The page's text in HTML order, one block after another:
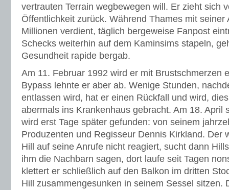
vertrauten Terrain wegbewegen will. Er zieht sich
Öffentlichkeit zurück. Während Thames mit seiner
Millionen verdient, täglich bergeweise Fanpost
Schecks weiterhin auf dem Kaminsims stapeln,
Gesundheit rapide bergab.
Am 11. Februar 1992 wird er mit Brustschmerzen
Bypass lehnte er aber ab. Wenige Stunden,
entlassen wird, hat er einen Rückfall und wird,
abermals ins Krankenhaus gebracht. Am 18. April
wird erst Tage später gefunden: von seinem
Produzenten und Regisseur Dennis Kirkland. Der
Hill auf seine Anrufe nicht reagiert, sucht dann
ihm die Nachbarn sagen, dort laufe seit Tagen
klettert er schließlich auf den Balkon im dritten
Hill zusammengesunken in seinem Sessel sitzen.